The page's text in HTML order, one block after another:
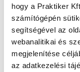
hogy a Praktiker
számítógépén
segítségével az
webanalitikai és
megjelenítése
az adatkezelési